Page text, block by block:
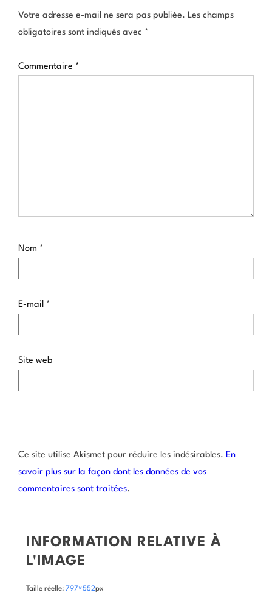
Votre adresse e-mail ne sera pas publiée. Les champs
obligatoires sont indiqués avec *
Commentaire *
Nom *
E-mail *
Site web
Ce site utilise Akismet pour réduire les indésirables. En
savoir plus sur la façon dont les données de vos
commentaires sont traitées.
INFORMATION RELATIVE À
L'IMAGE
Taille réelle: 797×552px